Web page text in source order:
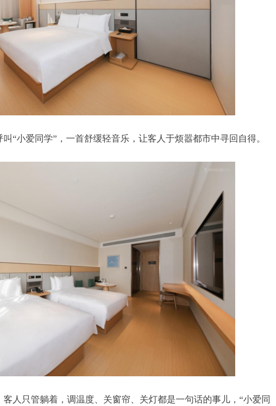
“小爱同学”，一首舒缓轻音乐，让客人于烦嚣都市中寻回自得。
人只管躺着，调温度、关窗帘、关灯都是一句话的事儿，“小爱同